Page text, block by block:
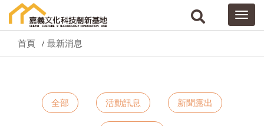
首頁 最新消息
全部 活動訊息 新聞露出